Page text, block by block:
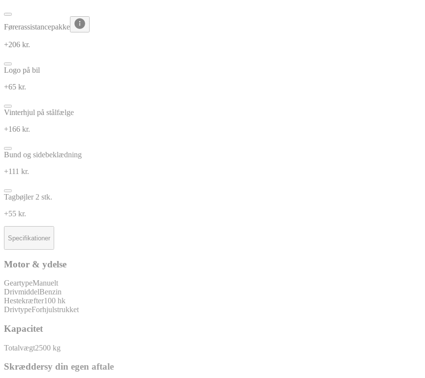
Førerassistancepakke
+206 kr.
Logo på bil
+65 kr.
Vinterhjul på stålfælge
+166 kr.
Bund og sidebeklædning
+111 kr.
Tagbøjler 2 stk.
+55 kr.
Specifikationer
Motor & ydelse
GeartypeManuelt
DrivmiddelBenzin
Hestekræfter100 hk
DrivtypeForhjulstrukket
Kapacitet
Totalvægt2500 kg
Skræddersy din egen aftale